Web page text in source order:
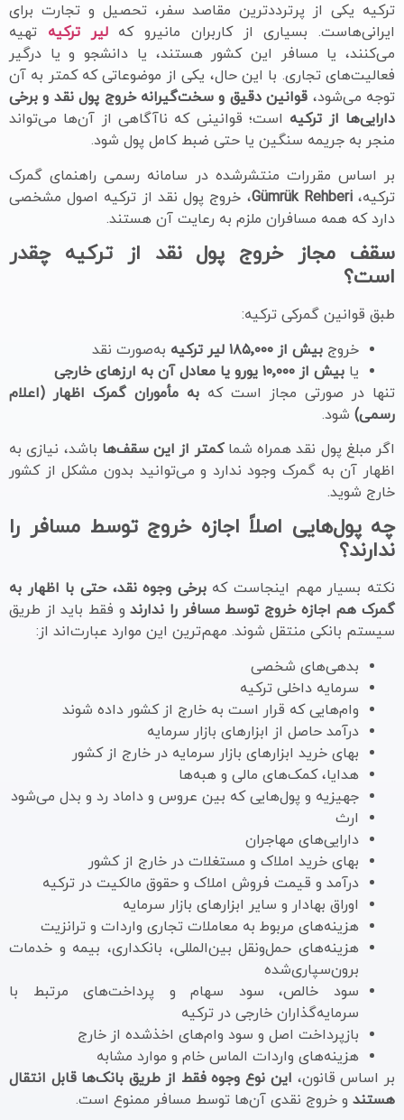
ترکیه یکی از پرترددترین مقاصد سفر، تحصیل و تجارت برای
ایرانی‌هاست. بسیاری از کاربران مانیرو کهلیر ترکیه تهیه
می‌کنند، یا مسافر این کشور هستند، یا دانشجو و یا درگیر
فعالیت‌های تجاری. با این حال، یکی از موضوعاتی که کمتر به آن
توجه می‌شود، قوانین دقیق و سخت‌گیرانه خروج پول نقد و برخی
دارایی‌ها از ترکیه است؛ قوانینی که ناآگاهی از آن‌ها می‌تواند
منجر به جریمه سنگین یا حتی ضبط کامل پول شود.
بر اساس مقررات منتشرشده در سامانه رسمی راهنمای گمرک
ترکیه،Gümrük Rehberi، خروج پول نقد از ترکیه اصول مشخصی
دارد که همه مسافران ملزم به رعایت آن هستند.
سقف مجاز خروج پول نقد از ترکیه چقدر
است؟
طبق قوانین گمرکی ترکیه:
خروج بیش از ۱۸۵٬۰۰۰ لیر ترکیه
به‌صورت نقد
یا بیش از ۱۰٬۰۰۰ یورو یا معادل آن به ارزهای خارجی
تنها در صورتی مجاز است که به مأموران گمرک اظهار (اعلام
رسمی) شود.
اگر مبلغ پول نقد همراه شماکمتر از این سقف‌ها باشد، نیازی به
اظهار آن به گمرک وجود ندارد و می‌توانید بدون مشکل از کشور
خارج شوید.
چه پول‌هایی اصلاً اجازه خروج توسط مسافر را
ندارند؟
نکته بسیار مهم اینجاست کهبرخی وجوه نقد، حتی با اظهار به
گمرک هم اجازه خروج توسط مسافر را ندارندو فقط باید از طریق
سیستم بانکی منتقل شوند. مهم‌ترین این موارد عبارت‌اند از:
بدهی‌های شخصی
سرمایه داخلی ترکیه
وام‌هایی که قرار است به خارج از کشور داده شوند
درآمد حاصل از ابزارهای بازار سرمایه
بهای خرید ابزارهای بازار سرمایه در خارج از کشور
هدایا، کمک‌های مالی و هبه‌ها
جهیزیه و پول‌هایی که بین عروس و داماد رد و بدل می‌شود
ارث
دارایی‌های مهاجران
بهای خرید املاک و مستغلات در خارج از کشور
درآمد و قیمت فروش املاک و حقوق مالکیت در ترکیه
اوراق بهادار و سایر ابزارهای بازار سرمایه
هزینه‌های مربوط به معاملات تجاری واردات و ترانزیت
هزینه‌های حمل‌ونقل بین‌المللی، بانکداری، بیمه و خدمات
برون‌سپاری‌شده
سود خالص، سود سهام و پرداخت‌های مرتبط با
سرمایه‌گذاران خارجی در ترکیه
بازپرداخت اصل و سود وام‌های اخذشده از خارج
هزینه‌های واردات الماس خام و موارد مشابه
بر اساس قانون، این نوع وجوه فقط از طریق بانک‌ها قابل انتقال
هستند و خروج نقدی آن‌ها توسط مسافر ممنوع است.